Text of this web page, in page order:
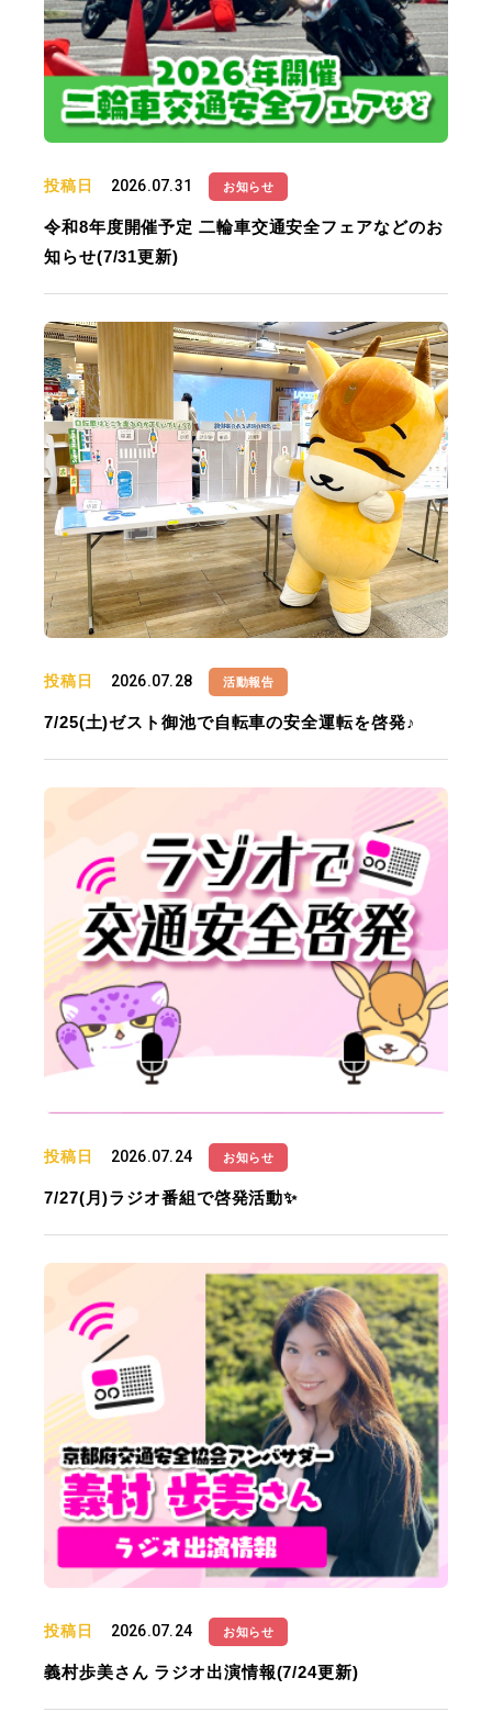
投稿日 2026.07.31 お知らせ
令和8年度開催予定 二輪車交通安全フェアなどのお
知らせ(7/31更新)
投稿日 2026.07.28 活動報告
7/25(土)ゼスト御池で自転車の安全運転を啓発♪
投稿日 2026.07.24 お知らせ
7/27(月)ラジオ番組で啓発活動✨
投稿日 2026.07.24 お知らせ
義村歩美さん ラジオ出演情報(7/24更新)